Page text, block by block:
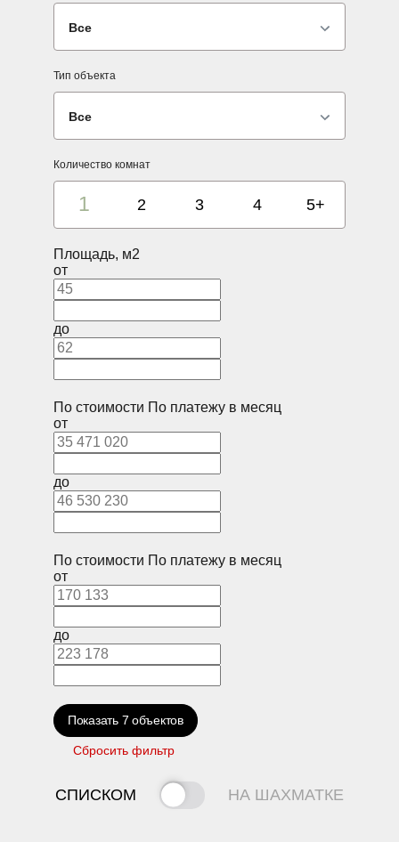
Все
Тип объекта
Все
Количество комнат
1 2 3 4 5+
Площадь, м2
от
до
По стоимости По платежу в месяц
от
до
По стоимости По платежу в месяц
от
до
Показать 7 объектов
Сбросить фильтр
СПИСКОМ НА ШАХМАТКЕ